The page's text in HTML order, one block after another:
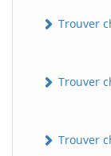
Trouver
Trouver
Trouver